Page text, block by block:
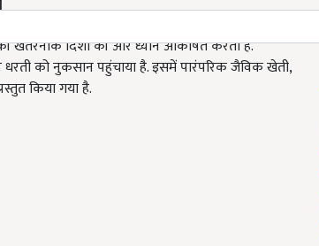
खतरनाक दिशा की ओर ध्यान आकर्षित करता है.
को नुकसान पहुंचाया है. इसमें पारंपरिक जैविक खेती,
किया गया है.